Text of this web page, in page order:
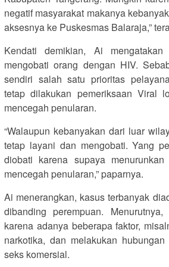
negatif masyarakat makanya
aksesnya ke Puskesmas Balaraja,”
Kendati demikian, Ai
mengobati orang dengan HIV.
sendiri salah satu prioritas
tetap dilakukan pemeriksaan Viral
mencegah penularan.
“Walaupun kebanyakan dari luar
tetap layani dan mengobati. Yang
diobati karena supaya
mencegah penularan,” paparnya.
Ai menerangkan, kasus terbanyak
dibanding perempuan.
karena adanya beberapa faktor,
narkotika, dan melakukan
seks komersial.